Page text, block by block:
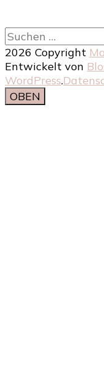
Suchen
nach:
2026 Copyright
Entwickelt von
WordPress.
OBEN